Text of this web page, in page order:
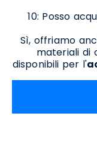
10: Posso
Sì, offriamo
materiali di
disponibili per l'